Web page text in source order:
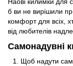
б ви не вирішили
комфорт для всіх,
від любителів
Самонадувні
Щоб надути